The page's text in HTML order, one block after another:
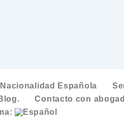
Española
Contacto con